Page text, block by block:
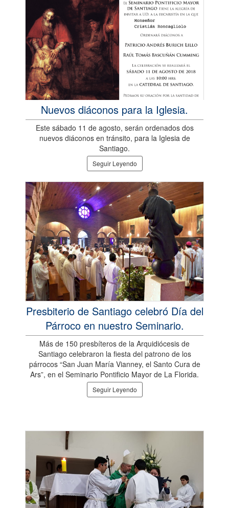
Nuevos diáconos para la Iglesia.
Este sábado 11 de agosto, serán ordenados dos
nuevos diáconos en tránsito, para la Iglesia de
Santiago.
Seguir Leyendo
Presbiterio de Santiago celebró Día del
Párroco en nuestro Seminario.
Más de 150 presbíteros de la Arquidiócesis de
Santiago celebraron la fiesta del patrono de los
párrocos “San Juan María Vianney, el Santo Cura de
Ars”, en el Seminario Pontificio Mayor de La Florida.
Seguir Leyendo